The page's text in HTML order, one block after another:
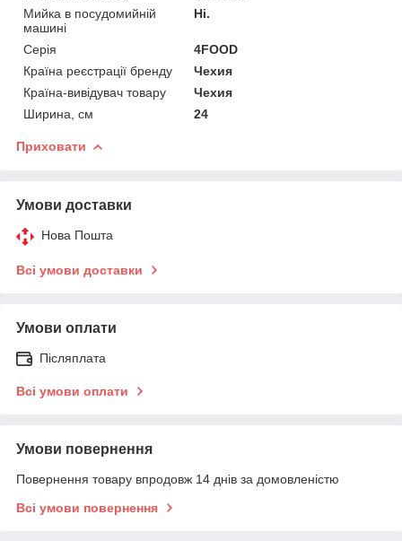
Мийка в посудомийній
машині
Ні.
Серія
4FOOD
Країна реєстрації бренду
Чехия
Країна-вивідувач товару
Чехия
Ширина, см
24
Приховати
Умови доставки
Нова Пошта
Всі умови доставки
Умови оплати
Післяплата
Всі умови оплати
Умови повернення
Повернення товару впродовж 14 днів за домовленістю
Всі умови повернення